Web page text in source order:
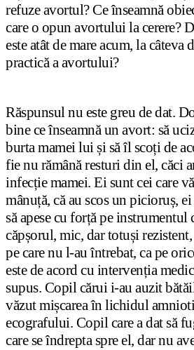
refuze avortul? Ce înseamnă
care o opun avortului la cerere?
este atât de mare acum, la câteva
practică a avortului?
Răspunsul nu este greu de dat.
bine ce înseamnă un avort: să
burta mamei lui și să îl scoți de
fie nu rămână resturi din el, căci
infecție mamei. Ei sunt cei care
mânuță, că au scos un picioruș,
să apese cu forță pe instrumentul
căpșorul, mic, dar totuși
pe care nu l-au întrebat, ca pe
este de acord cu intervenția
supus. Copil cărui i-au auzit
văzut mișcarea în lichidul
ecografului. Copil care a dat să
care se îndrepta spre el, dar nu